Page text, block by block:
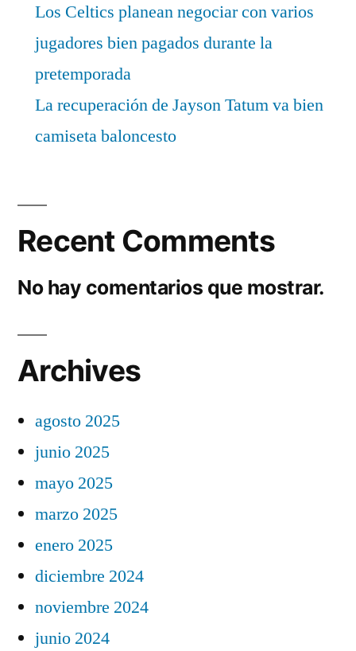
Los Celtics planean negociar con varios
jugadores bien pagados durante la
pretemporada
La recuperación de Jayson Tatum va bien
camiseta baloncesto
Recent Comments
No hay comentarios que mostrar.
Archives
agosto 2025
junio 2025
mayo 2025
marzo 2025
enero 2025
diciembre 2024
noviembre 2024
junio 2024